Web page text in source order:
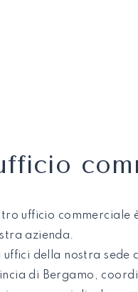
ufficio commerciale
azienda.
uffici della nostra sede
di Bergamo,